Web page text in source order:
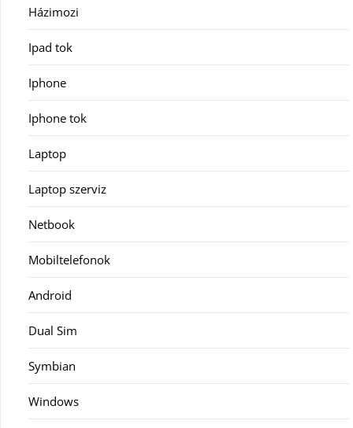
Házimozi
Ipad tok
Iphone
Iphone tok
Laptop
Laptop szerviz
Netbook
Mobiltelefonok
Android
Dual Sim
Symbian
Windows